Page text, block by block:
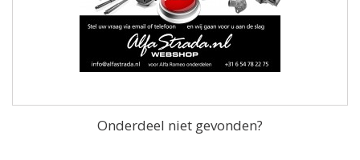
Onderdeel niet gevonden?